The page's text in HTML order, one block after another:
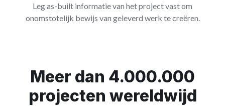
Leg as-built informatie van het project vast om
onomstotelijk bewijs van geleverd werk te creëren.
Meer dan 4.000.000
projecten wereldwijd